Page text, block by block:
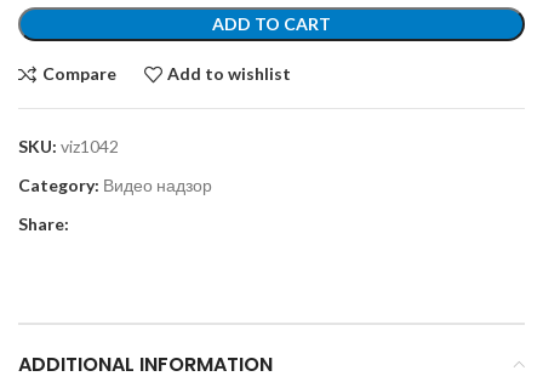
ADD TO CART
Compare Add to wishlist
SKU: viz1042
Category: Видео надзор
Share:
ADDITIONAL INFORMATION